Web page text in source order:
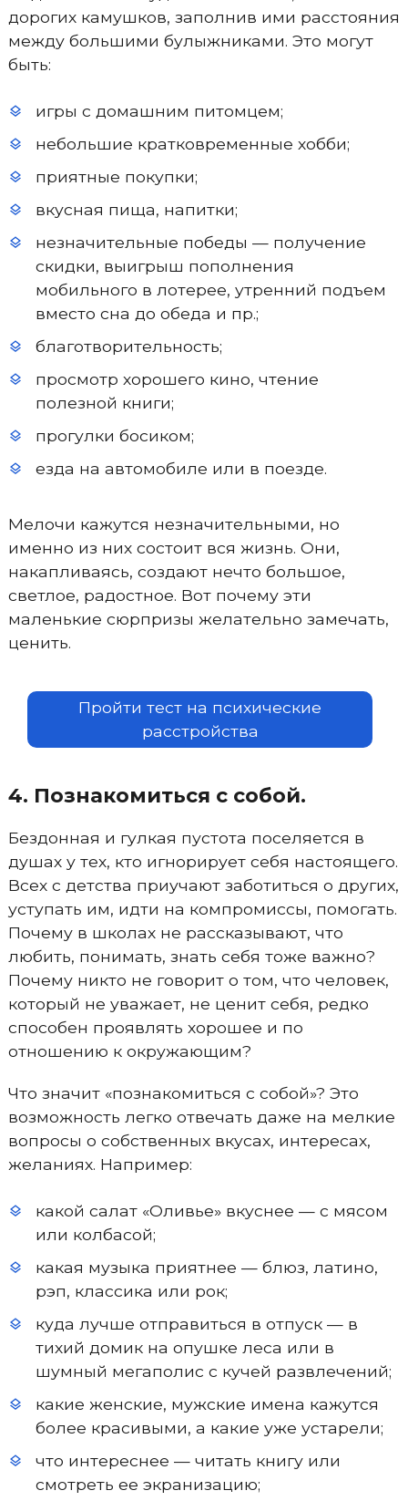
дорогих камушков, заполнив ими расстояния
между большими булыжниками. Это могут
быть:
игры с домашним питомцем;
небольшие кратковременные хобби;
приятные покупки;
вкусная пища, напитки;
незначительные победы — получение
скидки, выигрыш пополнения
мобильного в лотерее, утренний подъем
вместо сна до обеда и пр.;
благотворительность;
просмотр хорошего кино, чтение
полезной книги;
прогулки босиком;
езда на автомобиле или в поезде.
Мелочи кажутся незначительными, но
именно из них состоит вся жизнь. Они,
накапливаясь, создают нечто большое,
светлое, радостное. Вот почему эти
маленькие сюрпризы желательно замечать,
ценить.
Пройти тест на психические
расстройства
4. Познакомиться с собой.
Бездонная и гулкая пустота поселяется в
душах у тех, кто игнорирует себя настоящего.
Всех с детства приучают заботиться о других,
уступать им, идти на компромиссы, помогать.
Почему в школах не рассказывают, что
любить, понимать, знать себя тоже важно?
Почему никто не говорит о том, что человек,
который не уважает, не ценит себя, редко
способен проявлять хорошее и по
отношению к окружающим?
Что значит «познакомиться с собой»? Это
возможность легко отвечать даже на мелкие
вопросы о собственных вкусах, интересах,
желаниях. Например:
какой салат «Оливье» вкуснее — с мясом
или колбасой;
какая музыка приятнее — блюз, латино,
рэп, классика или рок;
куда лучше отправиться в отпуск — в
тихий домик на опушке леса или в
шумный мегаполис с кучей развлечений;
какие женские, мужские имена кажутся
более красивыми, а какие уже устарели;
что интереснее — читать книгу или
смотреть ее экранизацию;